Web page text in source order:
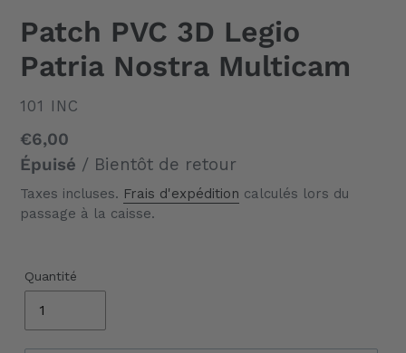
Patch PVC 3D Legio
Patria Nostra Multicam
DISTRIBUTEUR
101 INC
Prix
normal
€6,00
Épuisé / Bientôt de retour
Taxes incluses. Frais d'expédition calculés lors du
passage à la caisse.
Quantité